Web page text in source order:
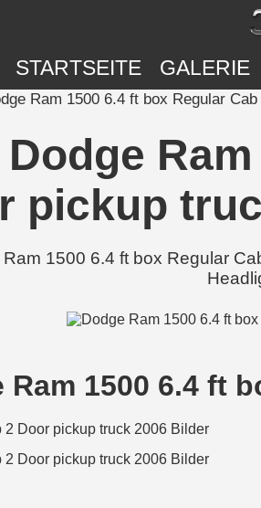
STARTSEITE GALERIE
Ram 1500 6.4 ft box Regular
pickup
1500 6.4 ft box Regular
1500 6.4 ft